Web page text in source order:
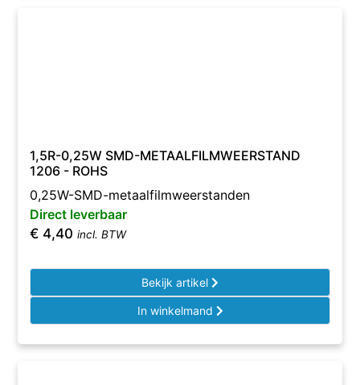
1,5R-0,25W SMD-METAALFILMWEERSTAND
1206 - ROHS
0,25W-SMD-metaalfilmweerstanden
Direct leverbaar
€ 4,40 incl. BTW
Bekijk artikel
In winkelmand